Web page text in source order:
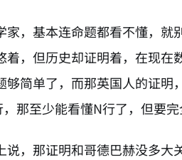
，基本连命题都看不懂，
，但历史却证明着，在现
简单了，而那英国人的证
那至少能看懂N行了，但要
，那证明和哥德巴赫没多